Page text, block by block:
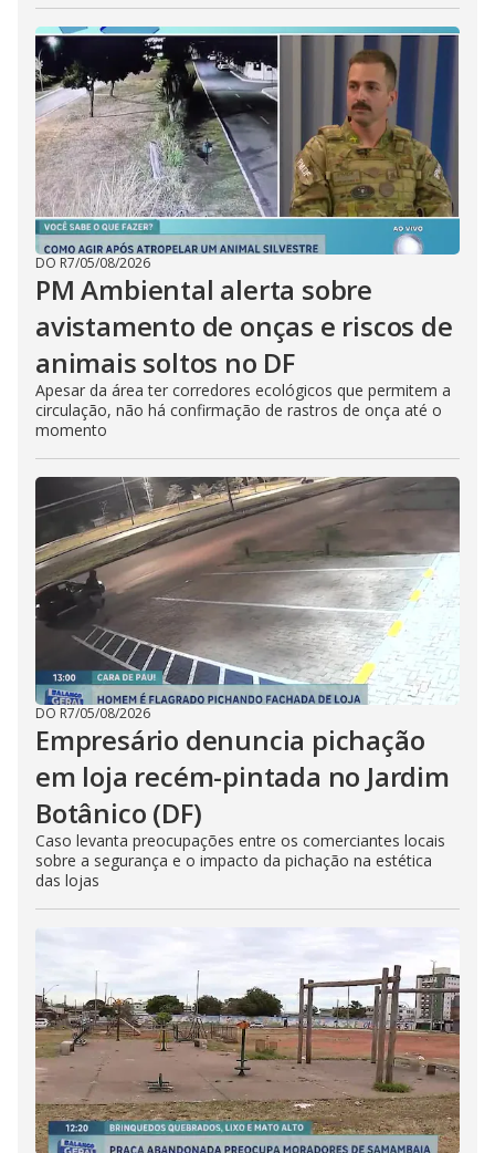
DO R7/05/08/2026
PM Ambiental alerta sobre
avistamento de onças e riscos de
animais soltos no DF
Apesar da área ter corredores ecológicos que permitem a
circulação, não há confirmação de rastros de onça até o
momento
DO R7/05/08/2026
Empresário denuncia pichação
em loja recém-pintada no Jardim
Botânico (DF)
Caso levanta preocupações entre os comerciantes locais
sobre a segurança e o impacto da pichação na estética
das lojas